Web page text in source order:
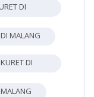
DI
MALANG
DI